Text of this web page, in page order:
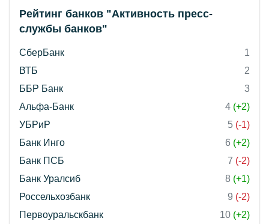
Рейтинг банков "Активность пресс-
службы банков"
СберБанк
1
ВТБ
2
ББР Банк
3
Альфа-Банк
4 (+2)
УБРиР
5 (-1)
Банк Инго
6 (+2)
Банк ПСБ
7 (-2)
Банк Уралсиб
8 (+1)
Россельхозбанк
9 (-2)
Первоуральскбанк
10 (+2)